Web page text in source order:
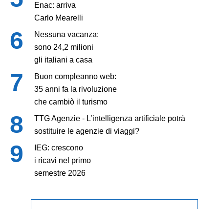
Enac: arriva
Carlo Mearelli
Nessuna vacanza:
sono 24,2 milioni
gli italiani a casa
Buon compleanno web:
35 anni fa la rivoluzione
che cambiò il turismo
TTG Agenzie - L’intelligenza artificiale potrà
sostituire le agenzie di viaggi?
IEG: crescono
i ricavi nel primo
semestre 2026